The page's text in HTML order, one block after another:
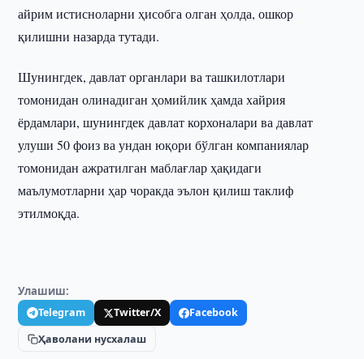
айрим истисноларни ҳисобга олган ҳолда, ошкор
қилишни назарда тутади.
Шунингдек, давлат органлари ва ташкилотлари
томонидан олинадиган ҳомийлик ҳамда хайрия
ёрдамлари, шунингдек давлат корхоналари ва давлат
улуши 50 фоиз ва ундан юқори бўлган компаниялар
томонидан ажратилган маблағлар ҳақидаги
маълумотларни ҳар чоракда эълон қилиш таклиф
этилмоқда.
Улашиш:
Telegram Twitter/X
Facebook
Ҳаволани нусхалаш